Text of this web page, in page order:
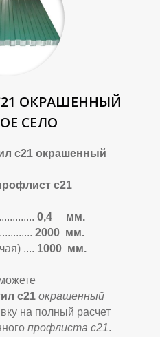
ОКРАШЕННЫЙ
СЕЛО
окрашенный
с21
0,4 мм.
2000 мм.
.... 1000 мм.
с21 окрашенный
на полный расчет
профлиста с21.